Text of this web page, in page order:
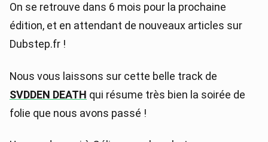
On se retrouve dans 6 mois pour la prochaine
édition, et en attendant de nouveaux articles sur
Dubstep.fr !
Nous vous laissons sur cette belle track de
SVDDEN DEATH qui résume très bien la soirée de
folie que nous avons passé !